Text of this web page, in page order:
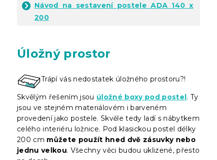
Návod na sestavení postele ADA 140 x
200
Úložný prostor
Trápí vás nedostatek úložného prostoru?!
Skvělým řešením jsou úložné boxy pod postel. Ty
jsou ve stejném materiálovém i barveném
provedení jako postele. Skvěle tedy ladí s nábytkem
celého interiéru ložnice. Pod klasickou postel délky
200 cm můžete použít hned dvě zásuvky nebo
jednu velkou. Všechny věci budou uklizené, přesto